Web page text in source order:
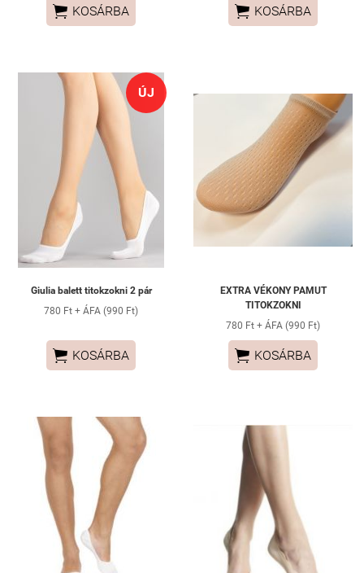
 KOSÁRBA  KOSÁRBA
ÚJ
Giulia balett titokzokni 2 pár
780 Ft + ÁFA (990 Ft)
 KOSÁRBA
EXTRA VÉKONY PAMUT
TITOKZOKNI
780 Ft + ÁFA (990 Ft)
 KOSÁRBA